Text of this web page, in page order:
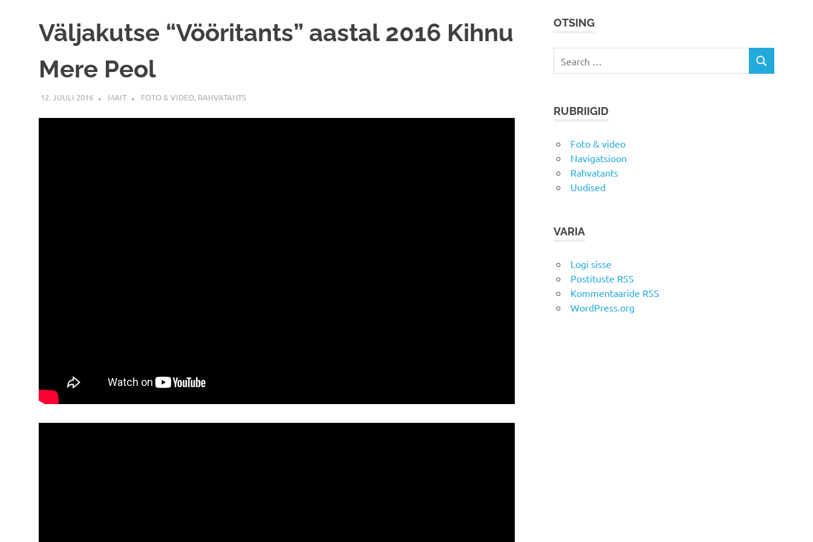
Väljakutse “Vööritants” aastal 2016 Kihnu
Mere Peol
12. JUULI 2016 MAIT FOTO & VIDEO, RAHVATANTS
OTSING
for:
SEARCH
RUBRIIGID
Foto & video
Navigatsioon
Rahvatants
Uudised
VARIA
Logi sisse
Postituste RSS
Kommentaaride RSS
WordPress.org